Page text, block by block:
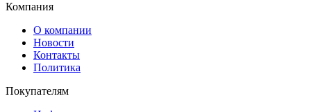
Компания
О компании
Новости
Контакты
Политика
Покупателям